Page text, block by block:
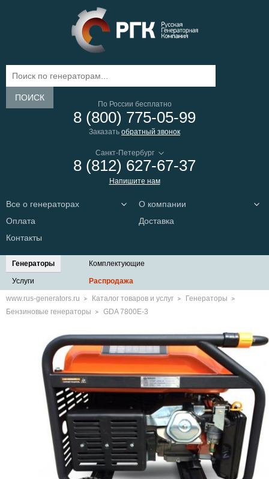
ПОИСК
По России бесплатно
8 (800) 775-05-99
Заказать обратный звонок
8 (812) 627-67-37
Напишите нам
Все о генераторах
О компании
Оплата
Доставка
Контакты
Генераторы Комплектующие
Услуги Распродажа
www.rus-generators.ru Каталог товаров и услуг
Генераторы
Бензиновые генераторы
GDA 7800E-3